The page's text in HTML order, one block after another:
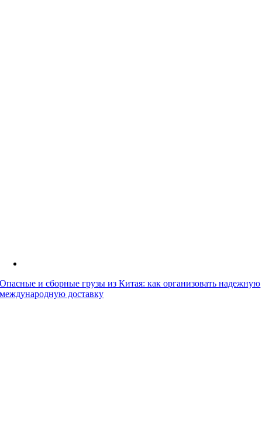
Опасные и сборные грузы из Китая: как организовать надежную
международную доставку